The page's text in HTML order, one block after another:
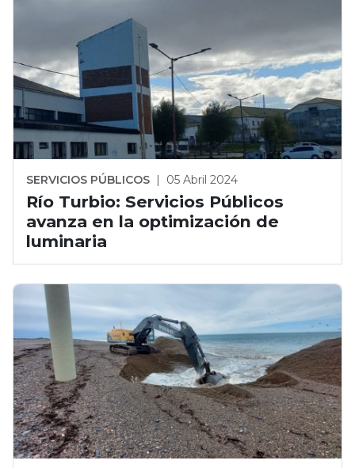
SERVICIOS PÚBLICOS | 05 Abril 2024
Río Turbio: Servicios Públicos
avanza en la optimización de
luminaria